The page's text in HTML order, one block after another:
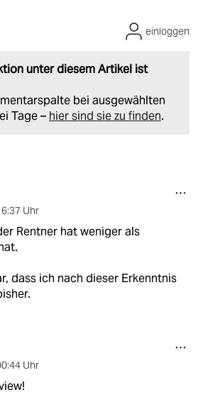
unter diesem Artikel ist
bei ausgewählten
Tage – hier sind sie zu finden.
einloggen
Uhr
Rentner hat weniger als
dass ich nach dieser Erkenntnis
Uhr